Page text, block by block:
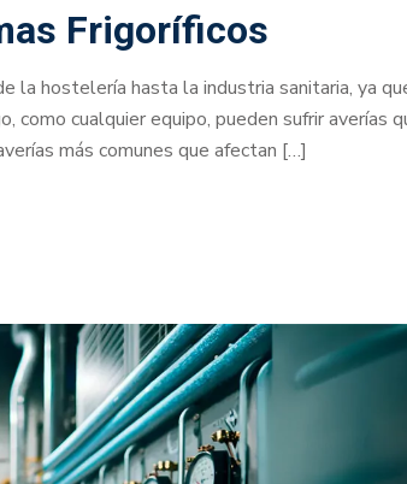
Frigoríficos
la hostelería hasta la industria sanitaria, ya
como cualquier equipo, pueden sufrir averías
más comunes que afectan […]